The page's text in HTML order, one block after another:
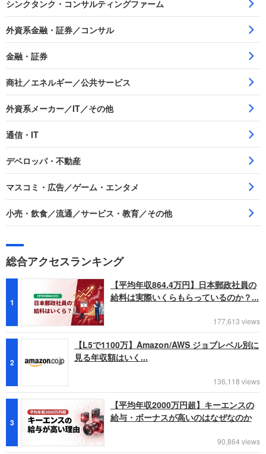
シンクタンク・コンサルティングファーム
外資系金融・証券／コンサル
金融・証券
商社／エネルギー／公共サービス
外資系メーカー／IT／その他
通信・IT
デベロッパ・不動産
マスコミ・広告／ゲーム・エンタメ
小売・飲食／流通／サービス・教育／その他
総合アクセスランキング
1
【平均年収864.4万円】日本郵政社員の
給料は実際いくらもらっているのか？...
177,613 views
2
【L5で1100万】Amazon/AWS ジョブレベル別に
見る年収額はいく...
136,118 views
3
【平均年収2000万円超】キーエンスの
給与・ボーナスが高いのはなぜなのか
90,864 views